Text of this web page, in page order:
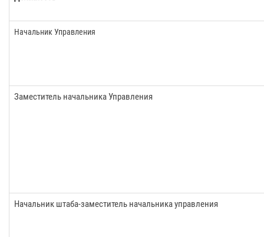
Начальник Управления
Заместитель начальника Управления
Начальник штаба-заместитель начальника управления